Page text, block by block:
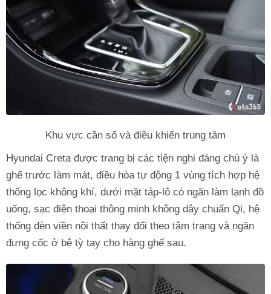
Khu vực cần số và điều khiển trung tâm
Hyundai Creta được trang bị các tiện nghi đáng chú ý là
ghế trước làm mát, điều hòa tự động 1 vùng tích hợp hệ
thống lọc không khí, dưới mặt táp-lô có ngăn làm lạnh đồ
uống, sạc điện thoại thông minh không dây chuẩn Qi, hệ
thống đèn viền nội thất thay đổi theo tâm trạng và ngăn
đựng cốc ở bệ tỳ tay cho hàng ghế sau.